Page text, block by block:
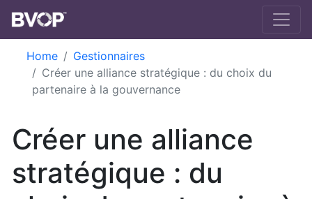
Skip to main content
Home
Gestionnaires
Créer une alliance stratégique : du choix du
partenaire à la gouvernance
Créer une alliance
stratégique : du